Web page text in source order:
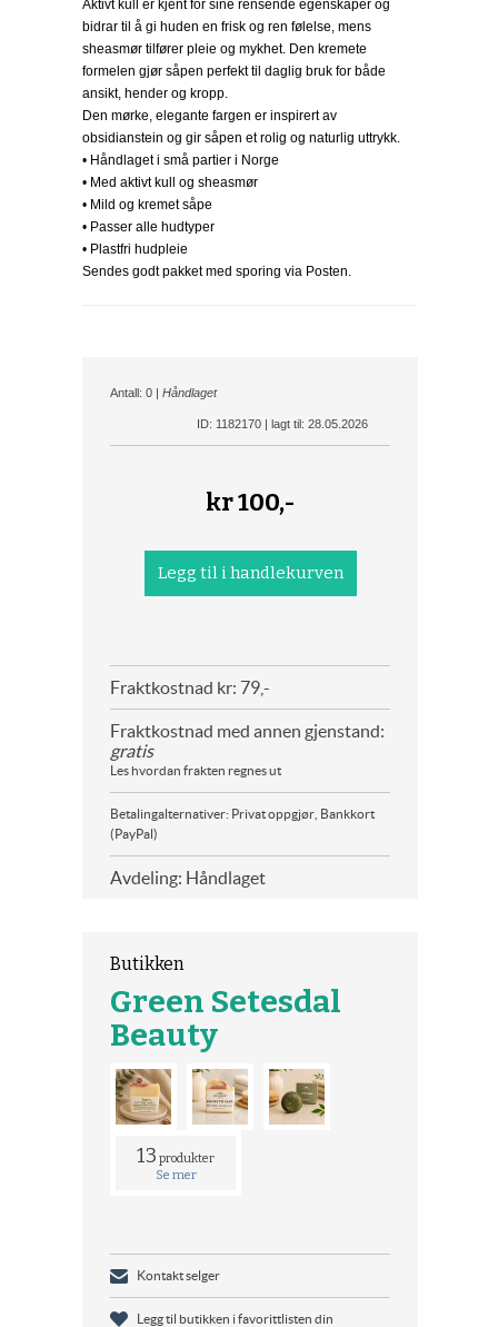
Aktivt kull er kjent for sine rensende egenskaper og
bidrar til å gi huden en frisk og ren følelse, mens
sheasmør tilfører pleie og mykhet. Den kremete
formelen gjør såpen perfekt til daglig bruk for både
ansikt, hender og kropp.
Den mørke, elegante fargen er inspirert av
obsidianstein og gir såpen et rolig og naturlig uttrykk.
• Håndlaget i små partier i Norge
• Med aktivt kull og sheasmør
• Mild og kremet såpe
• Passer alle hudtyper
• Plastfri hudpleie
Sendes godt pakket med sporing via Posten.
Antall: 0 | Håndlaget
ID: 1182170 | lagt til: 28.05.2026
kr100,-
Fraktkostnad kr: 79,-
Fraktkostnad med annen gjenstand:
gratis
Les hvordan frakten regnes ut
Betalingalternativer: Privat oppgjør, Bankkort
(PayPal)
Avdeling: Håndlaget
Butikken
Green Setesdal
Beauty
13 produkter
Se mer
Kontakt selger
Legg til butikken i favorittlisten din